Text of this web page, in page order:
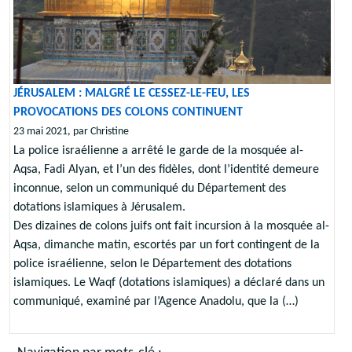
JÉRUSALEM : MALGRÉ LE CESSEZ-LE-FEU, LES
PROVOCATIONS DES COLONS CONTINUENT
23 mai 2021, par Christine
La police israélienne a arrêté le garde de la mosquée al-
Aqsa, Fadi Alyan, et l’un des fidèles, dont l’identité demeure
inconnue, selon un communiqué du Département des
dotations islamiques à Jérusalem.
Des dizaines de colons juifs ont fait incursion à la mosquée al-
Aqsa, dimanche matin, escortés par un fort contingent de la
police israélienne, selon le Département des dotations
islamiques. Le Waqf (dotations islamiques) a déclaré dans un
communiqué, examiné par l’Agence Anadolu, que la (…)